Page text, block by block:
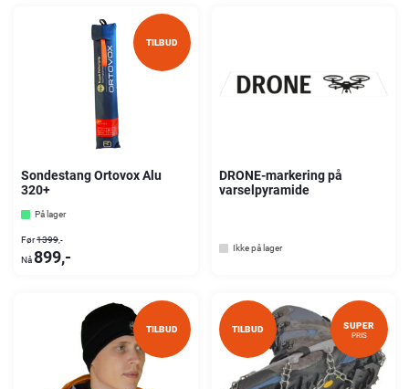
TILBUD
Sondestang Ortovox Alu
320+
På lager
1399,-
899,-
DRONE-markering på
varselpyramide
Ikke på lager
TILBUD SUPER
PRIS
TILBUD